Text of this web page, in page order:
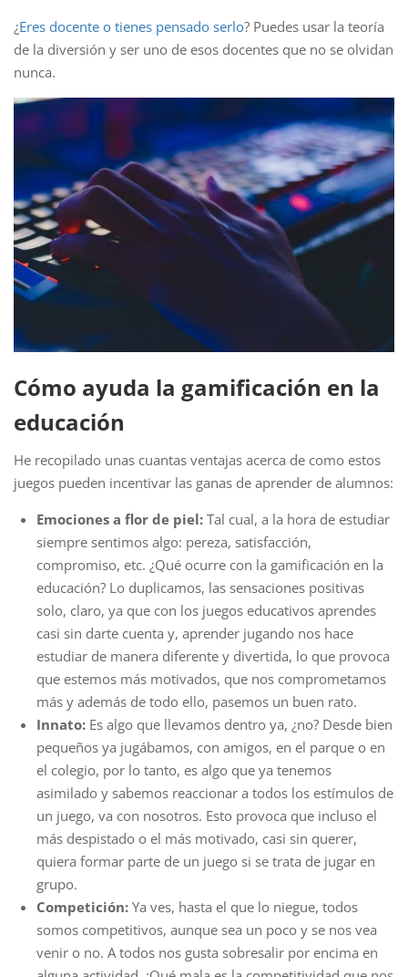
¿Eres docente o tienes pensado serlo? Puedes usar la teoría
de la diversión y ser uno de esos docentes que no se olvidan
nunca.
Cómo ayuda la gamificación en la
educación
He recopilado unas cuantas ventajas acerca de como estos
juegos pueden incentivar las ganas de aprender de alumnos:
Emociones a flor de piel: Tal cual, a la hora de estudiar
siempre sentimos algo: pereza, satisfacción,
compromiso, etc. ¿Qué ocurre con la gamificación en la
educación? Lo duplicamos, las sensaciones positivas
solo, claro, ya que con los juegos educativos aprendes
casi sin darte cuenta y, aprender jugando nos hace
estudiar de manera diferente y divertida, lo que provoca
que estemos más motivados, que nos comprometamos
más y además de todo ello, pasemos un buen rato.
Innato: Es algo que llevamos dentro ya, ¿no? Desde bien
pequeños ya jugábamos, con amigos, en el parque o en
el colegio, por lo tanto, es algo que ya tenemos
asimilado y sabemos reaccionar a todos los estímulos de
un juego, va con nosotros. Esto provoca que incluso el
más despistado o el más motivado, casi sin querer,
quiera formar parte de un juego si se trata de jugar en
grupo.
Competición: Ya ves, hasta el que lo niegue, todos
somos competitivos, aunque sea un poco y se nos vea
venir o no. A todos nos gusta sobresalir por encima en